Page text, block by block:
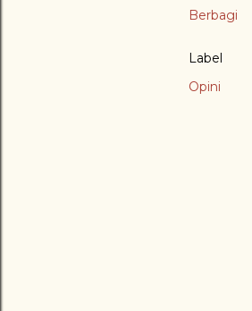
Berbagi
Label
Opini